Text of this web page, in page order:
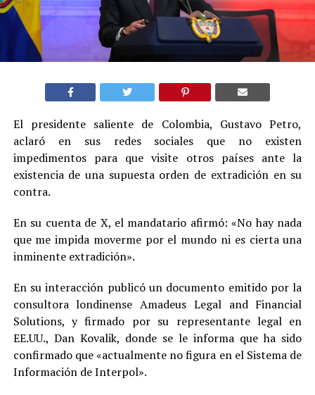
El presidente saliente de Colombia, Gustavo Petro,
aclaró en sus redes sociales que no existen
impedimentos para que visite otros países ante la
existencia de una supuesta orden de extradición en su
contra.
En su cuenta de X, el mandatario afirmó: «No hay nada
que me impida moverme por el mundo ni es cierta una
inminente extradición».
En su interacción publicó un documento emitido por la
consultora londinense Amadeus Legal and Financial
Solutions, y firmado por su representante legal en
EE.UU., Dan Kovalik, donde se le informa que ha sido
confirmado que «actualmente no figura en el Sistema de
Información de Interpol».